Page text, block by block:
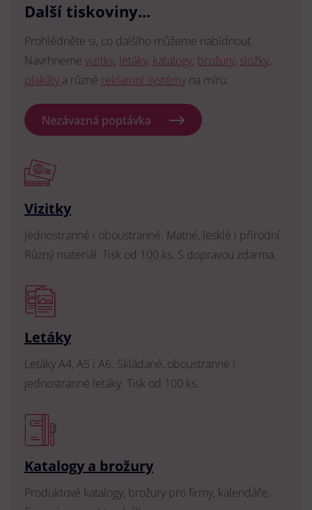
Další tiskoviny...
Prohlédněte si, co dalšího můžeme nabídnout.
Navrhneme vizitky, letáky, katalogy, brožury, složky,
plakáty a různé reklamní systémy na míru.
Nezávazná poptávka
Vizitky
Jednostranné i oboustranné. Matné, lesklé i přírodní.
Různý materiál. Tisk od 100 ks. S dopravou zdarma.
Letáky
Letáky A4, A5 i A6. Skládané, oboustranné i
jednostranné letáky. Tisk od 100 ks.
Katalogy a brožury
Produktové katalogy, brožury pro firmy, kalendáře,